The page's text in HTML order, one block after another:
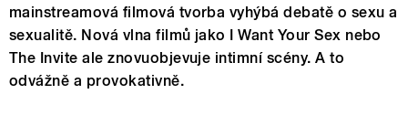
mainstreamová filmová tvorba vyhýbá debatě o sexu a
sexualitě. Nová vlna filmů jako I Want Your Sex nebo
The Invite ale znovuobjevuje intimní scény. A to
odvážně a provokativně.